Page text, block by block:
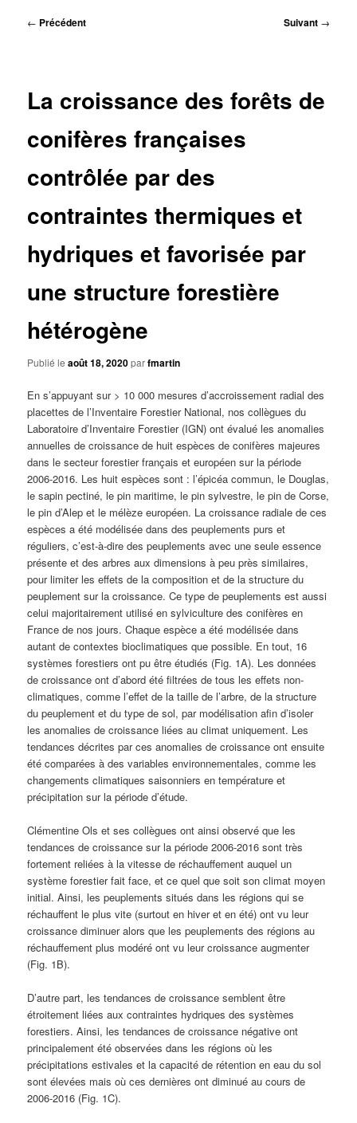
principal
Navigation
← Précédent Suivant →
La croissance des forêts de
conifères françaises
contrôlée par des
contraintes thermiques et
hydriques et favorisée par
une structure forestière
hétérogène
Publié leaoût 18, 2020parfmartin
En s’appuyant sur > 10 000 mesures d’accroissement radial des
placettes de l’Inventaire Forestier National, nos collègues du
Laboratoire d’Inventaire Forestier (IGN) ont évalué les anomalies
annuelles de croissance de huit espèces de conifères majeures
dans le secteur forestier français et européen sur la période
2006-2016. Les huit espèces sont : l’épicéa commun, le Douglas,
le sapin pectiné, le pin maritime, le pin sylvestre, le pin de Corse,
le pin d’Alep et le mélèze européen. La croissance radiale de ces
espèces a été modélisée dans des peuplements purs et
réguliers, c’est-à-dire des peuplements avec une seule essence
présente et des arbres aux dimensions à peu près similaires,
pour limiter les effets de la composition et de la structure du
peuplement sur la croissance. Ce type de peuplements est aussi
celui majoritairement utilisé en sylviculture des conifères en
France de nos jours. Chaque espèce a été modélisée dans
autant de contextes bioclimatiques que possible. En tout, 16
systèmes forestiers ont pu être étudiés (Fig. 1A). Les données
de croissance ont d’abord été filtrées de tous les effets non-
climatiques, comme l’effet de la taille de l’arbre, de la structure
du peuplement et du type de sol, par modélisation afin d’isoler
les anomalies de croissance liées au climat uniquement. Les
tendances décrites par ces anomalies de croissance ont ensuite
été comparées à des variables environnementales, comme les
changements climatiques saisonniers en température et
précipitation sur la période d’étude.
Clémentine Ols et ses collègues ont ainsi observé que les
tendances de croissance sur la période 2006-2016 sont très
fortement reliées à la vitesse de réchauffement auquel un
système forestier fait face, et ce quel que soit son climat moyen
initial. Ainsi, les peuplements situés dans les régions qui se
réchauffent le plus vite (surtout en hiver et en été) ont vu leur
croissance diminuer alors que les peuplements des régions au
réchauffement plus modéré ont vu leur croissance augmenter
(Fig. 1B).
D’autre part, les tendances de croissance semblent être
étroitement liées aux contraintes hydriques des systèmes
forestiers. Ainsi, les tendances de croissance négative ont
principalement été observées dans les régions où les
précipitations estivales et la capacité de rétention en eau du sol
sont élevées mais où ces dernières ont diminué au cours de
2006-2016 (Fig. 1C).